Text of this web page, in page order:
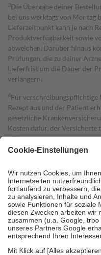
3Die Übergabe deiner
bei uns werktags von Montag
Lieferzeitpunkt kann je nach
Produktverfügbarkeit sowie
abweichen. Darüber hinaus
Prüfungen, die zu deiner
Lieferfrist um die Dauer der
verlängern.
4Für
Rezept aus und der Patient
gesetzliche
Kosten dafür, der Versicherte
mit.
Grundsätzlich leisten
höchstens zehn Euro.
Es sind
Kosten der Leistung zu
Diese Regeln gelten
Bei Heilmitteln und
Zuzahlung zehn Prozent der
Verordnung.
Um das Engagement der
stärken und die besondere
fallenkeine Zuzahlungenan